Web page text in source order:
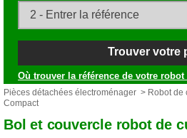
Trouver votre
Où trouver la référence de votre
Pièces détachées électroménager > Robot de
Compact
Bol et couvercle robot de